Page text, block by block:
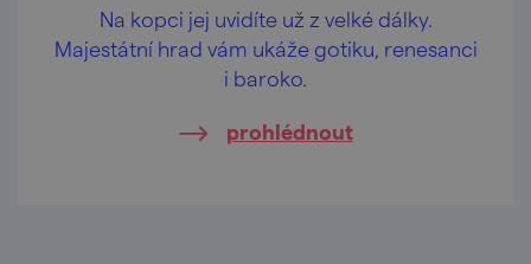
Na kopci jej uvidíte už z velké dálky.
Majestátní hrad vám ukáže gotiku, renesanci
i baroko.
prohlédnout